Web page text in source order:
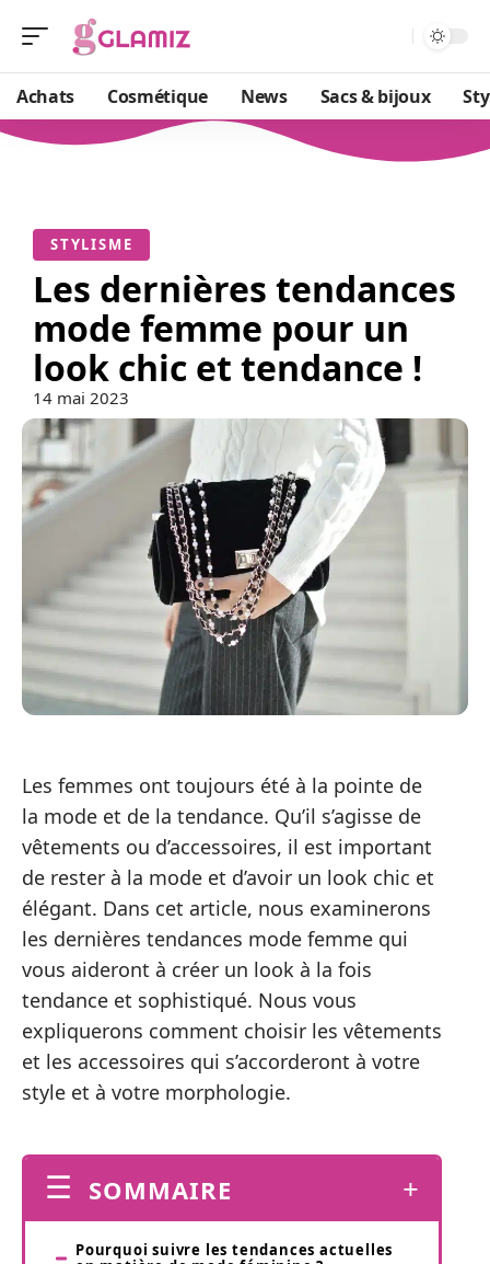
Achats Cosmétique News Sacs & bijoux
STYLISME
Les dernières tendances
mode femme pour un
look chic et tendance !
14 mai 2023
Les femmes ont toujours été à la pointe de
la mode et de la tendance. Qu’il s’agisse de
vêtements ou d’accessoires, il est important
de rester à la mode et d’avoir un look chic et
élégant. Dans cet article, nous examinerons
les dernières tendances mode femme qui
vous aideront à créer un look à la fois
tendance et sophistiqué. Nous vous
expliquerons comment choisir les vêtements
et les accessoires qui s’accorderont à votre
style et à votre morphologie.
SOMMAIRE
Pourquoi suivre les tendances actuelles